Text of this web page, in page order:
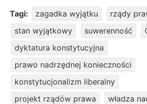
Tagi: zagadka wyjątku
rządy
stan wyjątkowy
suwerenność
dyktatura konstytucyjna
prawo nadrzędnej konieczności
konstytucjonalizm liberalny
projekt rządów prawa
władza